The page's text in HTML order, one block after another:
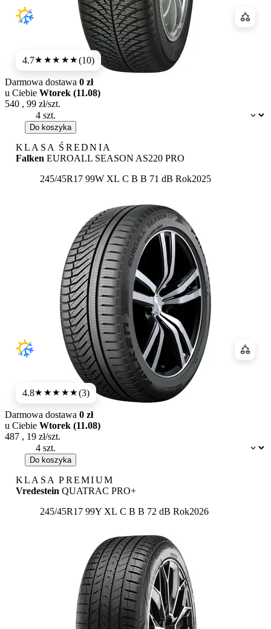
4.7★★★★★(10)
Dostępność:
Darmowa dostawa 0 zł
u Ciebie Wtorek (11.08)
540 , 99 zł/szt.
Do koszyka
KLASA ŚREDNIA
Falken EUROALL SEASON AS220 PRO
245/45R17 99W XL Etykieta:
C B B 71 dB Rok2025
4.8★★★★★(3)
Dostępność:
Darmowa dostawa 0 zł
u Ciebie Wtorek (11.08)
487 , 19 zł/szt.
Do koszyka
KLASA PREMIUM
Vredestein QUATRAC PRO+
245/45R17 99Y XL Etykieta:
C B B 72 dB Rok2026